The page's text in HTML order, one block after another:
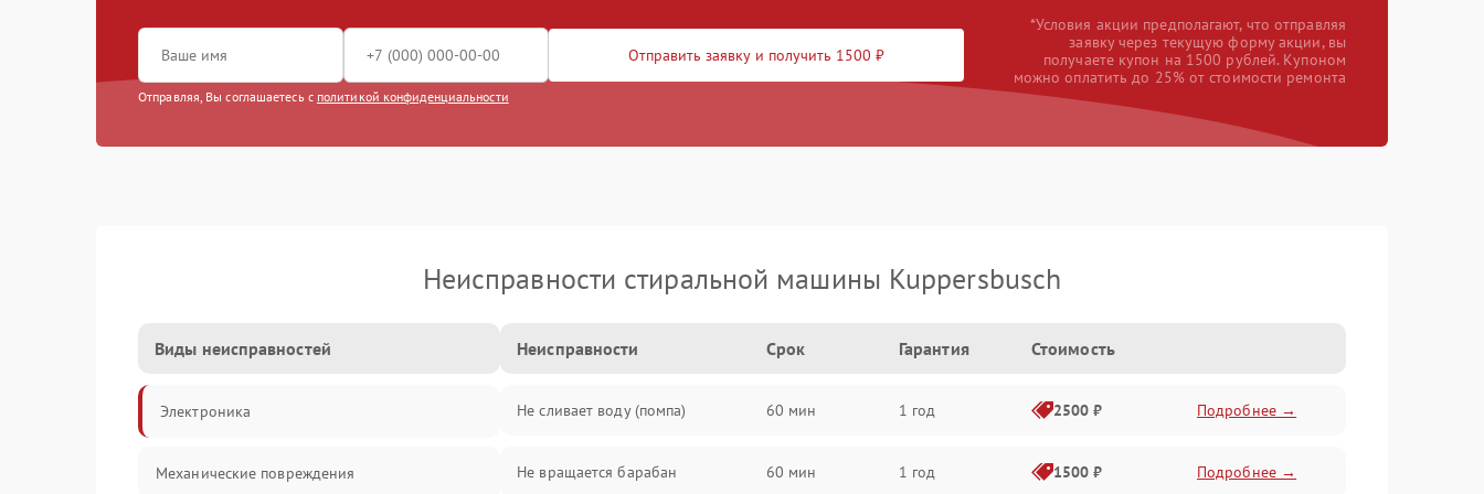
Отправить заявку и получить 1500 ₽
Отправляя, Вы соглашаетесь с политикой конфиденциальности
*Условия акции предполагают, что отправляя
заявку через текущую форму акции, вы
получаете купон на 1500 рублей. Купоном
можно оплатить до 25% от стоимости ремонта
Неисправности стиральной машины Kuppersbusch
Виды неисправностей
Электроника
Механические повреждения
Неисправности Срок Гарантия Стоимость
Не сливает воду (помпа) 60 мин 1 год 2500 ₽ Подробнее →
Не вращается барабан 60 мин 1 год 1500 ₽ Подробнее →